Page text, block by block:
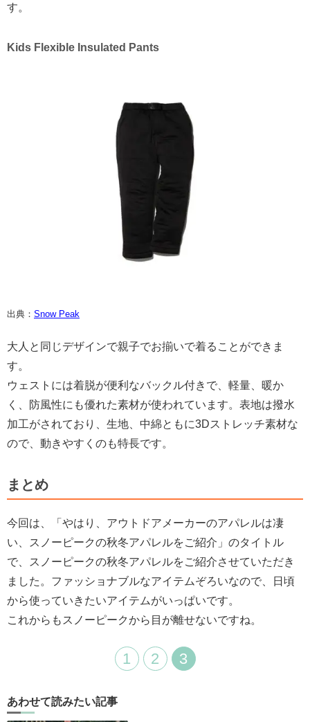
す。
Kids Flexible Insulated Pants
出典： Snow Peak
大人と同じデザインで親子でお揃いで着ることができま
す。
ウェストには着脱が便利なバックル付きで、軽量、暖か
く、防風性にも優れた素材が使われています。表地は撥水
加工がされており、生地、中綿ともに3Dストレッチ素材な
ので、動きやすくのも特長です。
まとめ
今回は、「やはり、アウトドアメーカーのアパレルは凄
い、スノーピークの秋冬アパレルをご紹介」のタイトル
で、スノーピークの秋冬アパレルをご紹介させていただき
ました。ファッショナブルなアイテムぞろいなので、日頃
から使っていきたいアイテムがいっぱいです。
これからもスノーピークから目が離せないですね。
1 2 3
あわせて読みたい記事